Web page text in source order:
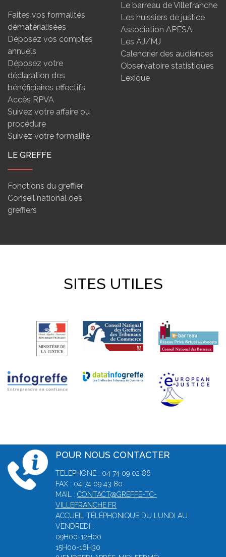
Faites vos formalités
dématérialisées
Déposez vos comptes
annuels
Déposez votre
déclaration des
bénéficiaires effectifs
Accès RPVA
Suivez votre affaire ou
procédure
Suivez votre formalité
Le barreau de Villefranche
Les huissiers de justice
Association APESA
Les AJ/MJ
Calendrier des audiences
Observatoire statistiques
Lexique
LE GREFFE
Fonctions du greffier
Conseil national des
greffiers
SITES UTILES
POUR NOUS CONTACTER
TÉLÉPHONE : 04 74 09 02 86
FAX : 04 74 09 43 80
MAIL : CONTACT@GREFFE-TC-
VILLEFRANCHE.FR
ACCUEIL TÉLÉPHONIQUE DU LUNDI AU
VENDREDI :
09H00-12H00
15H00-16H30